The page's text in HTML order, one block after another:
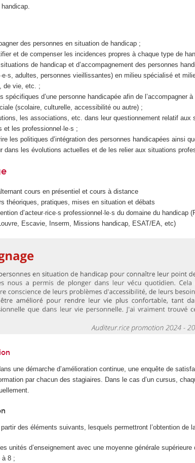
des personnes en situation de handicap ;
et de compenser les incidences propres à chaque type de
de handicap et d’accompa­gnement des personnes
adultes, personnes vieillissantes) en milieu spécialisé et
de vie, etc. ;
spécifiques d’une personne handi­capée afin de l’accompagner à
(scolaire, culturelle, accessibilité ou autre) ;
les associations, etc. dans leur questionnement relatif aux
les professionnel·le·s ;
les politiques d’intégration des personnes handicapées ainsi
dans les évolutions actuelles et de les relier aux situations
cours en présentiel et cours à distance
théoriques, pratiques, mises en situation et débats
d’acteur·rice·s professionnel·le·s du domaine du handicap
Escavie, Inserm, Missions handicap, ESAT/EA, etc)
une démarche d’amélioration continue, une enquête de
par chacun des stagiaires. Dans le cas d’un cursus,
des éléments suivants, lesquels permettront l’obtention de
unités d’enseignement avec une moyenne générale supérieure
à 8 ;